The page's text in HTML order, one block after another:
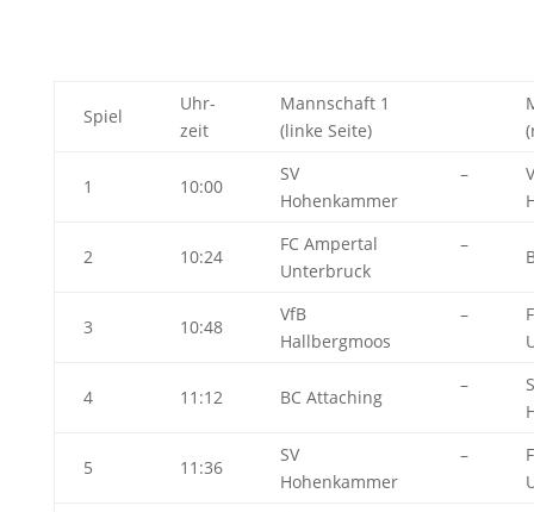
Spiel
Uhr-
zeit
Mannschaft 1
(linke Seite)
1 10:00
SV
Hohenkammer
–
2 10:24
FC Ampertal
Unterbruck
–
3 10:48
VfB
Hallbergmoos
–
4 11:12 BC Attaching
–
5 11:36
SV
Hohenkammer
–